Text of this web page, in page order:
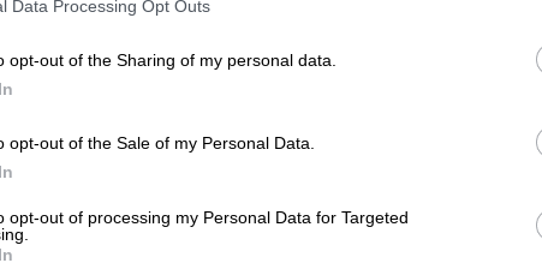
Data Processing Opt Outs
opt-out of the Sharing of my personal data.
opt-out of the Sale of my Personal Data.
opt-out of processing my Personal Data for Targeted
από τις υπηρεσίες του στον
έκρινε πως είναι «αναγκαίο και
εμπορικό πόλεμο ως τη 10η
των δασμών «βάσης» 10% στα
ταυτόχρονα, το επίσημο κινεζικό
κοινή ανακοίνωση προερχόμενη από